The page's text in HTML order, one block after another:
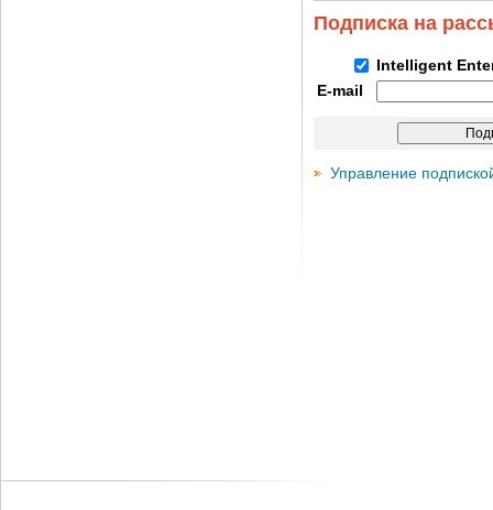
Подписка на
Intelligent
E-mail
Управление